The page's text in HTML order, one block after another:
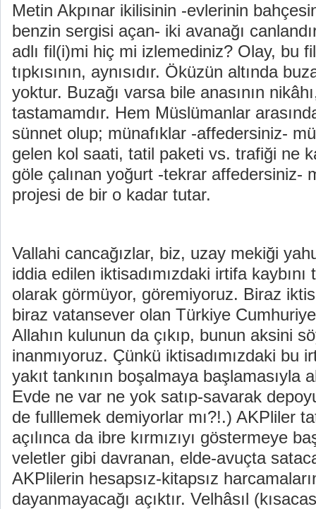
Metin Akpınar ikilisinin -evlerinin
benzin sergisi açan- iki avanağı
adlı fil(i)mi hiç mi izlemediniz? Olay, bu
tıpkısının, aynısıdır. Öküzün altında
yoktur. Buzağı varsa bile anasının
tastamamdır. Hem Müslümanlar
sünnet olup; münafıklar -affedersiniz-
gelen kol saati, tatil paketi vs. trafiği ne
göle çalınan yoğurt -tekrar affedersiniz-
projesi de bir o kadar tutar.
Vallahi cancağızlar, biz, uzay mekiği
iddia edilen iktisadımızdaki irtifa
olarak görmüyor, göremiyoruz. Biraz
biraz vatansever olan Türkiye
Allahın kulunun da çıkıp, bunun aksini
inanmıyoruz. Çünkü iktisadımızdaki bu
yakıt tankının boşalmaya başlamasıyla
Evde ne var ne yok satıp-savarak
de fulllemek demiyorlar mı?!.) AKPliler
açılınca da ibre kırmızıyı göstermeye
veletler gibi davranan, elde-avuçta
AKPlilerin hesapsız-kitapsız
dayanmayacağı açıktır. Velhâsıl